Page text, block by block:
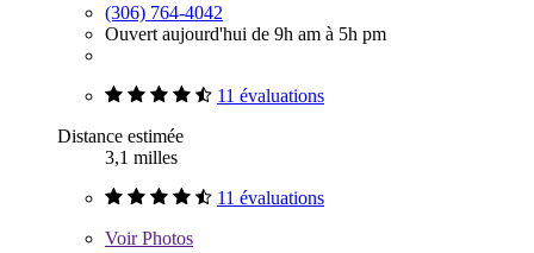
(306) 764-4042
Ouvert aujourd'hui de 9h am à 5h pm
11 évaluations
Distance estimée
3,1 milles
11 évaluations
VoirPhotos